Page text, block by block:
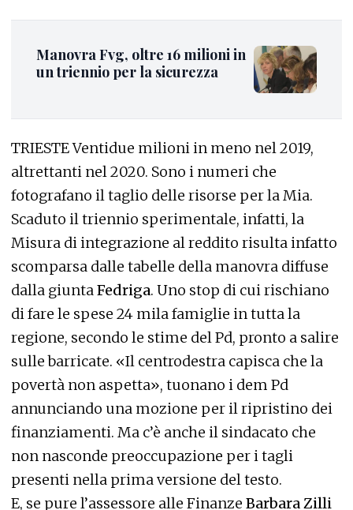
Manovra Fvg, oltre 16 milioni in
un triennio per la sicurezza
TRIESTE Ventidue milioni in meno nel 2019,
altrettanti nel 2020. Sono i numeri che
fotografano il taglio delle risorse per la Mia.
Scaduto il triennio sperimentale, infatti, la
Misura di integrazione al reddito risulta infatto
scomparsa dalle tabelle della manovra diffuse
dalla giuntaFedriga. Uno stop di cui rischiano
di fare le spese 24 mila famiglie in tutta la
regione, secondo le stime del Pd, pronto a salire
sulle barricate. «Il centrodestra capisca che la
povertà non aspetta», tuonano i dem Pd
annunciando una mozione per il ripristino dei
finanziamenti. Ma c’è anche il sindacato che
non nasconde preoccupazione per i tagli
presenti nella prima versione del testo.
E, se pure l’assessore alle Finanze Barbara Zilli